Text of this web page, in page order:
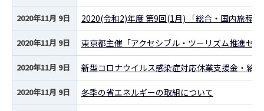
2020年11月 9日 2020(令和2)年度 第9回(1月) 「総合・国内旅程
2020年11月 9日 東京都主催「アクセシブル・ツーリズム推進セ
2020年11月 9日 新型コロナウイルス感染症対応休業支援金・給
2020年11月 9日 冬季の省エネルギーの取組について